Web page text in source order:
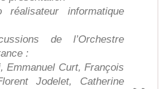
réalisateur informatique
de l’Orchestre
:
Emmanuel Curt, François
Jodelet, Catherine